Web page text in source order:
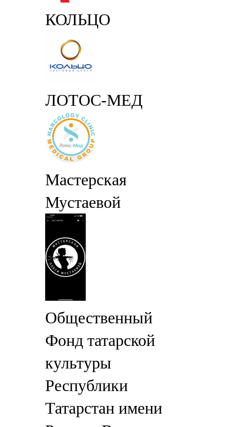
КОЛЬЦО
ЛОТОС-МЕД
Мастерская
Мустаевой
Общественный
Фонд татарской
культуры
Республики
Татарстан имени